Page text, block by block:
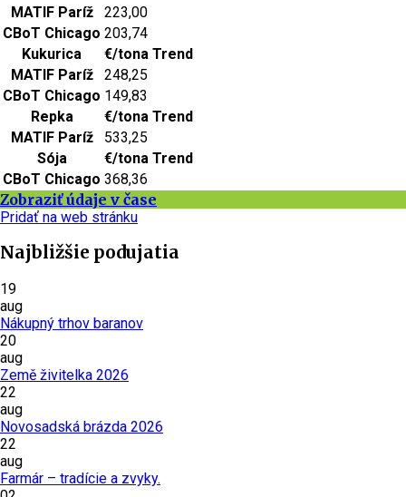
MATIF Paríž
223,00
CBoT Chicago 203,74
Kukurica
€/tona Trend
MATIF Paríž
248,25
CBoT Chicago 149,83
Repka
€/tona Trend
MATIF Paríž
533,25
Sója
€/tona Trend
CBoT Chicago 368,36
Zobraziť údaje v čase
Pridať na web stránku
Najbližšie podujatia
19
aug
Nákupný trhov baranov
20
aug
Země živitelka 2026
22
aug
Novosadská brázda 2026
22
aug
Farmár – tradície a zvyky.